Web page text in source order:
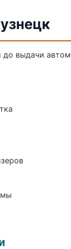
выдачи